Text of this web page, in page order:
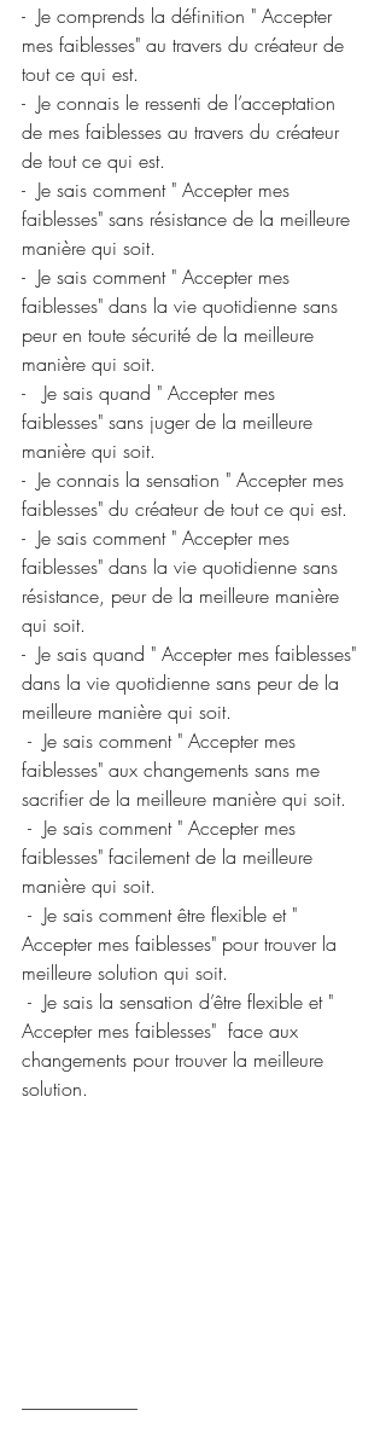
-  Je comprends la définition " Accepter
mes faiblesses" au travers du créateur de
tout ce qui est.
-  Je connais le ressenti de l’acceptation
de mes faiblesses au travers du créateur
de tout ce qui est.
-  Je sais comment " Accepter mes
faiblesses" sans résistance de la meilleure
manière qui soit.
-  Je sais comment " Accepter mes
faiblesses" dans la vie quotidienne sans
peur en toute sécurité de la meilleure
manière qui soit.
-   Je sais quand " Accepter mes
faiblesses" sans juger de la meilleure
manière qui soit.
-  Je connais la sensation " Accepter mes
faiblesses" du créateur de tout ce qui est.
-  Je sais comment " Accepter mes
faiblesses" dans la vie quotidienne sans
résistance, peur de la meilleure manière
qui soit.
-  Je sais quand " Accepter mes faiblesses"
dans la vie quotidienne sans peur de la
meilleure manière qui soit.
faiblesses" aux changements sans me
sacrifier de la meilleure manière qui soit.
faiblesses" facilement de la meilleure
manière qui soit.
Accepter mes faiblesses" pour trouver la
meilleure solution qui soit.
Accepter mes faiblesses"  face aux
changements pour trouver la meilleure
solution.
--------------------------------